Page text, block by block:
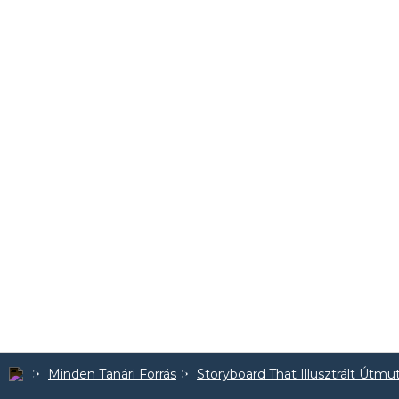
Minden Tanári Forrás Storyboard That Illusztrált